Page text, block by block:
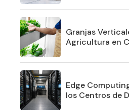
Granjas
Agricultura en
Edge
los Centros de